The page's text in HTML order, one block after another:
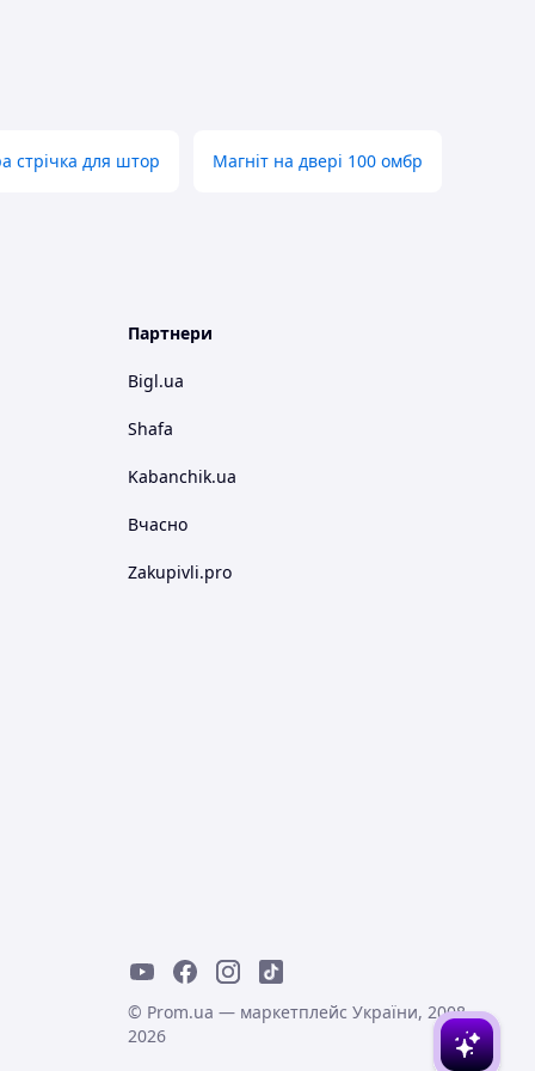
стрічка для штор Магніт на двері 100 омбр
Партнери
Bigl.ua
Shafa
Kabanchik.ua
Вчасно
Zakupivli.pro
© Prom.ua — маркетплейс України, 2008-
2026